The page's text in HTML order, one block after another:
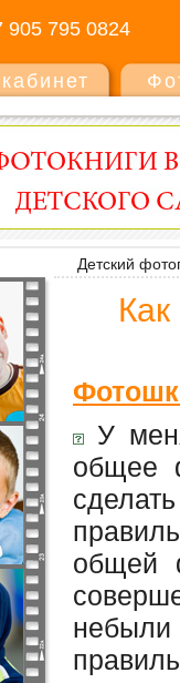
905 795 0824
Детский
У
общее
общей
небыли